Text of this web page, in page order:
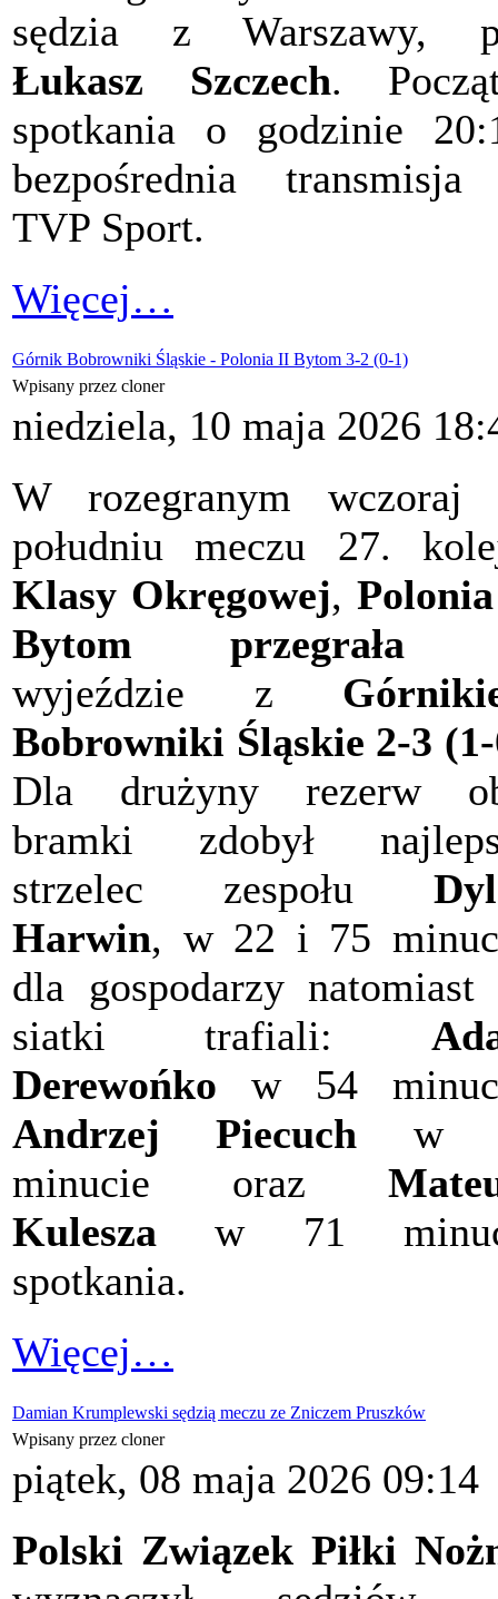
sędzia z Warszawy,
Łukasz Szczech.
spotkania o godzinie
bezpośrednia
TVP Sport.
Więcej…
Górnik Bobrowniki Śląskie - Polonia II Bytom 3-2 (0-1)
Wpisany przez cloner
niedziela, 10 maja 2026
W rozegranym wczoraj
południu meczu 27.
Klasy Okręgowej,
Bytom przegrała
wyjeździe z
Bobrowniki Śląskie 2-3
Dla drużyny rezerw
bramki zdobył
strzelec zespołu
Harwin, w 22 i 75
dla gospodarzy natomiast
siatki trafiali:
Derewońko w 54
Andrzej Piecuch w
minucie oraz
Kulesza w 71
spotkania.
Więcej…
Damian Krumplewski sędzią meczu ze Zniczem Pruszków
Wpisany przez cloner
piątek, 08 maja 2026 09:14
Polski Związek Piłki